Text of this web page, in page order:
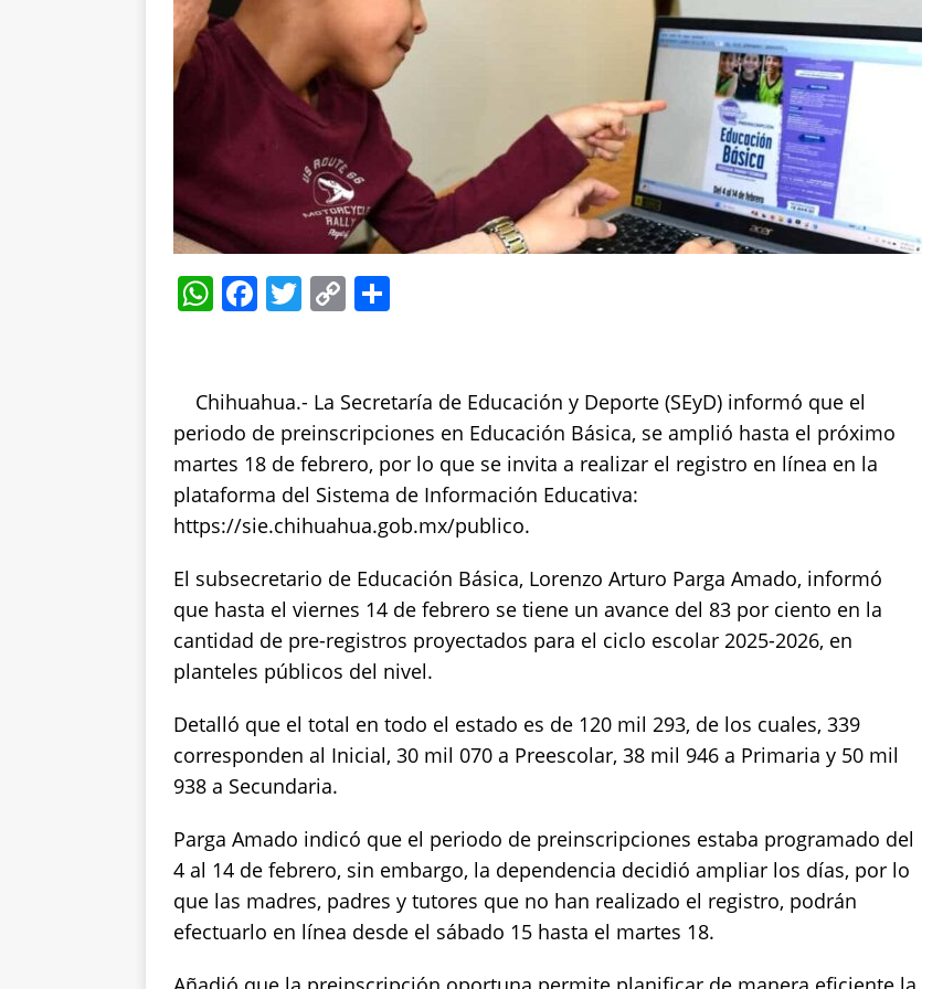
W
s
A
p
p
F
e
b
o
o
k
T
te
r
C
y
Li
n
k
re
Chihuahua.- La Secretaría de Educación y Deporte (SEyD) informó que el
periodo de preinscripciones en Educación Básica, se amplió hasta el próximo
martes 18 de febrero, por lo que se invita a realizar el registro en línea en la
plataforma del Sistema de Información Educativa:
https://sie.chihuahua.gob.mx/publico.
El subsecretario de Educación Básica, Lorenzo Arturo Parga Amado, informó
que hasta el viernes 14 de febrero se tiene un avance del 83 por ciento en la
cantidad de pre-registros proyectados para el ciclo escolar 2025-2026, en
planteles públicos del nivel.
Detalló que el total en todo el estado es de 120 mil 293, de los cuales, 339
corresponden al Inicial, 30 mil 070 a Preescolar, 38 mil 946 a Primaria y 50 mil
938 a Secundaria.
Parga Amado indicó que el periodo de preinscripciones estaba programado del
4 al 14 de febrero, sin embargo, la dependencia decidió ampliar los días, por lo
que las madres, padres y tutores que no han realizado el registro, podrán
efectuarlo en línea desde el sábado 15 hasta el martes 18.